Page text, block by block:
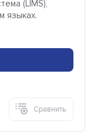
(LIMS),
языках.
Сравнить